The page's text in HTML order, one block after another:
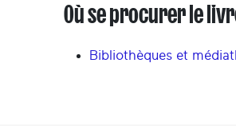
Où se procurer le
Bibliothèques et